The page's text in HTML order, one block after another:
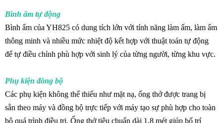
Bình ẩm tự động
Bình ẩm của YH825 có dung tích lớn với tính năng làm ấm, làm ẩm
thông minh và nhiều mức nhiệt độ kết hợp với thuật toán tự động
để tự điều chỉnh phù hợp với sinh lý của từng người, từng khu vực.
Phụ kiện đồng bộ
Các phụ kiện không thể thiếu như mặt nạ, ống thở được trang bị
sẵn theo máy và đồng bộ trực tiếp với máy tạo sự phù hợp cho toàn
bộ quá trình điều trị. Ống thở tiêu chuẩn dài 1,8 mét giúp bố trí